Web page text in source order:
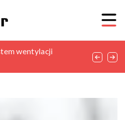
w małej
wentylacjistarych
aranżacjach